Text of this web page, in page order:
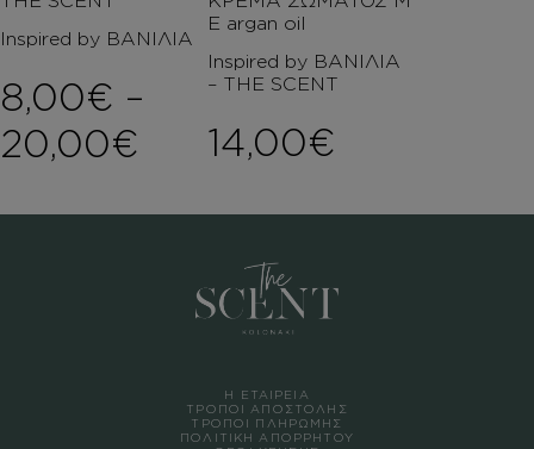
Inspired by ΒΑΝΙΛΙΑ
8,00€ –
20,00€ Price range: 8,00€
Ε argan oil
Inspired by ΒΑΝΙΛΙΑ
– THE SCENT
14,00€
Η ΕΤΑΙΡΕΙΑ
ΤΡΟΠΟΙ ΑΠΟΣΤΟΛΗΣ
ΤΡΟΠΟΙ ΠΛΗΡΩΜΗΣ
ΠΟΛΙΤΙΚΗ ΑΠΟΡΡΗΤΟΥ